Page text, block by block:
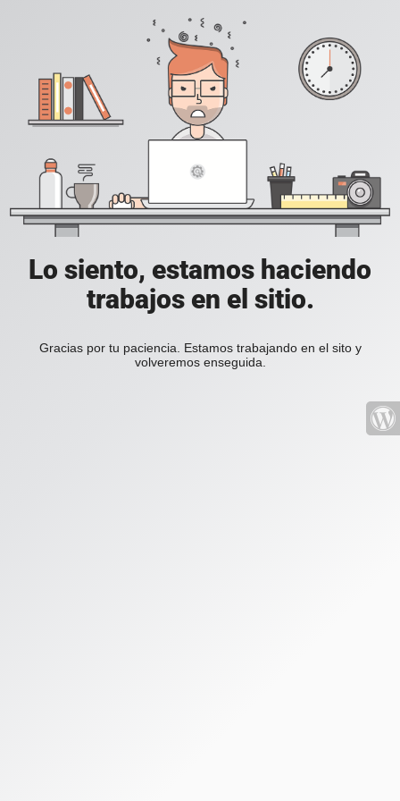
Lo siento, estamos haciendo
trabajos en el sitio.
Gracias por tu paciencia. Estamos trabajando en el sito y
volveremos enseguida.